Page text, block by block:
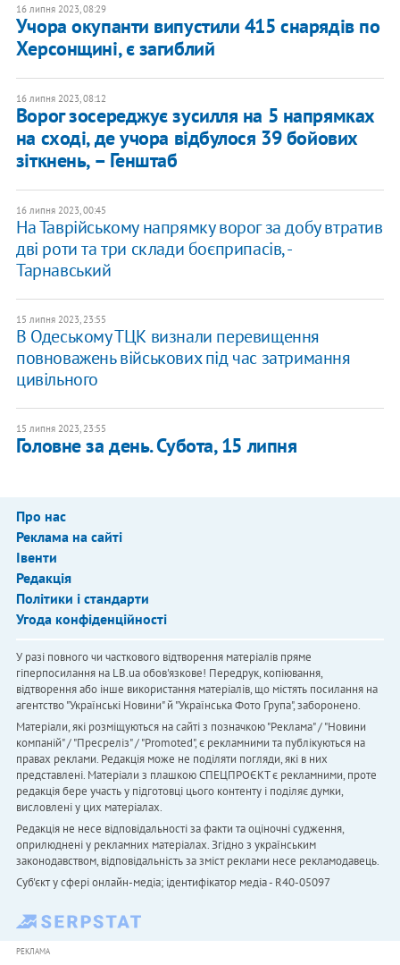
16 липня 2023, 08:29
Учора окупанти випустили 415 снарядів по
Херсонщині, є загиблий
16 липня 2023, 08:12
Ворог зосереджує зусилля на 5 напрямках
на сході, де учора відбулося 39 бойових
зіткнень, – Генштаб
16 липня 2023, 00:45
На Таврійському напрямку ворог за добу втратив
дві роти та три склади боєприпасів, -
Тарнавський
15 липня 2023, 23:55
​В Одеському ТЦК визнали перевищення
повноважень військових під час затримання
цивільного
15 липня 2023, 23:55
Головне за день. Субота, 15 липня
Про нас
Реклама на сайті
Івенти
Редакція
Політики і стандарти
Угода конфіденційності
У разі повного чи часткового відтворення матеріалів пряме
гіперпосилання на LB.ua обов'язкове! Передрук, копіювання,
відтворення або інше використання матеріалів, що містять посилання на
агентство "Українськi Новини" й "Українська Фото Група", заборонено.
Матеріали, які розміщуються на сайті з позначкою "Реклама" / "Новини
компаній" / "Пресреліз" / "Promoted", є рекламними та публікуються на
правах реклами. Редакція може не поділяти погляди, які в них
представлені. Матеріали з плашкою СПЕЦПРОЄКТ є рекламними, проте
редакція бере участь у підготовці цього контенту і поділяє думки,
висловлені у цих матеріалах.
Редакція не несе відповідальності за факти та оціночні судження,
оприлюднені у рекламних матеріалах. Згідно з українським
законодавством, відповідальність за зміст реклами несе рекламодавець.
Cуб'єкт у сфері онлайн-медіа; ідентифікатор медіа - R40-05097
РЕКЛАМА